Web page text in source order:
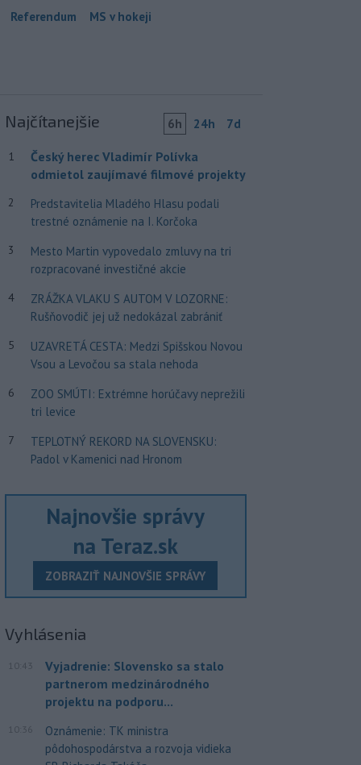
Referendum MS v hokeji
Najčítanejšie 6h 24h 7d
1
Český herec Vladimír Polívka
odmietol zaujímavé filmové projekty
2
Predstavitelia Mladého Hlasu podali
trestné oznámenie na I. Korčoka
3
Mesto Martin vypovedalo zmluvy na tri
rozpracované investičné akcie
4
ZRÁŽKA VLAKU S AUTOM V LOZORNE:
Rušňovodič jej už nedokázal zabrániť
5
UZAVRETÁ CESTA: Medzi Spišskou Novou
Vsou a Levočou sa stala nehoda
6
ZOO SMÚTI: Extrémne horúčavy neprežili
tri levice
7
TEPLOTNÝ REKORD NA SLOVENSKU:
Padol v Kamenici nad Hronom
Najnovšie správy
na Teraz.sk
ZOBRAZIŤ NAJNOVŠIE SPRÁVY
Vyhlásenia
10:43
Vyjadrenie: Slovensko sa stalo
partnerom medzinárodného
projektu na podporu...
10:36
Oznámenie: TK ministra
pôdohospodárstva a rozvoja vidieka